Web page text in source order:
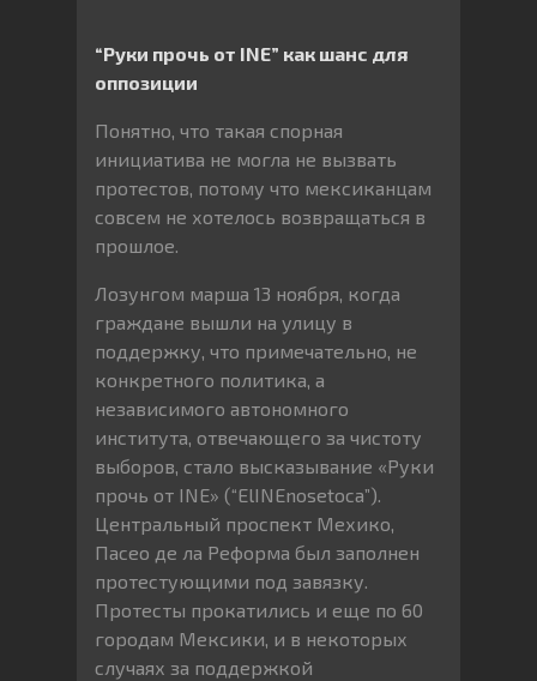
“Руки прочь от INE” как шанс для
оппозиции
Понятно, что такая спорная
инициатива не могла не вызвать
протестов, потому что мексиканцам
совсем не хотелось возвращаться в
прошлое.
Лозунгом марша 13 ноября, когда
граждане вышли на улицу в
поддержку, что примечательно, не
конкретного политика, а
независимого автономного
института, отвечающего за чистоту
выборов, стало высказывание «Руки
прочь от INE» (“ElINEnosetoca”).
Центральный проспект Мехико,
Пасео де ла Реформа был заполнен
протестующими под завязку.
Протесты прокатились и еще по 60
городам Мексики, и в некоторых
случаях за поддержкой